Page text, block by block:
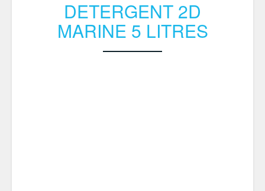
DETERGENT 2D
MARINE 5 LITRES